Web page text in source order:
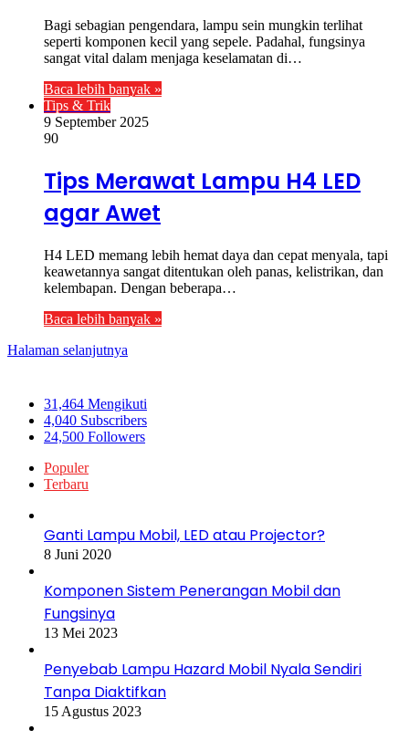
Bagi sebagian pengendara, lampu sein mungkin terlihat
seperti komponen kecil yang sepele. Padahal, fungsinya
sangat vital dalam menjaga keselamatan di…
Baca lebih banyak »
Tips & Trik
9 September 2025
90
Tips Merawat Lampu H4 LED
agar Awet
H4 LED memang lebih hemat daya dan cepat menyala, tapi
keawetannya sangat ditentukan oleh panas, kelistrikan, dan
kelembapan. Dengan beberapa…
Baca lebih banyak »
Halaman selanjutnya
31,464 Mengikuti
4,040 Subscribers
24,500 Followers
Populer
Terbaru
Ganti Lampu Mobil, LED atau Projector?
8 Juni 2020
Komponen Sistem Penerangan Mobil dan
Fungsinya
13 Mei 2023
Penyebab Lampu Hazard Mobil Nyala Sendiri
Tanpa Diaktifkan
15 Agustus 2023